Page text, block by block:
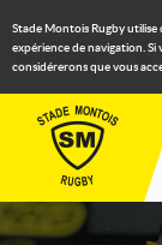
Stade Montois Rugby
expérience de navigation.
considérerons que vous